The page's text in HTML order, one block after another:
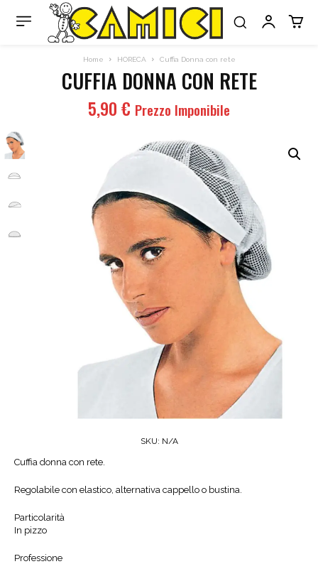
Home HORECA Cuffia Donna con rete
CUFFIA DONNA CON RETE
5,90€ Prezzo Imponibile
SKU: N/A
Cuffia donna con rete.
Regolabile con elastico, alternativa cappello o bustina.
Particolarità
In pizzo
Professione